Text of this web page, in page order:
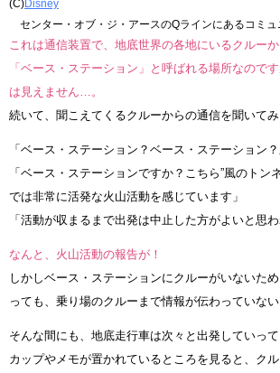
(C)Disney
センター・オブ・ジ・アースのQラインにあるコミ
これは通信装置で、地底世界の各地にいるクルー
「ベース・ステーション」と呼ばれる場所なので
は見えません…。
続いて、聞こえてくるクルーからの通信を聞いてみ
「ベース・ステーション？ベース・ステーション？
「ベース・ステーションですか？こちら”風のトン
では非常に活発な火山活動を感じています」
「活動が収まるまで出発は中止した方がよいと思わ
なんと、火山活動の報告が！
しかしベース・ステーションにクルーがいないた
っても、乗り場のクルーまで情報が伝わっていない
そんな間にも、地底走行車は次々と出発していっ
カップやメモが置かれているところを見ると、ク